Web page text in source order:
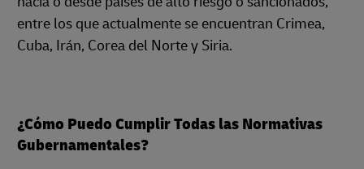
entre los que actualmente se encuentran Crimea,
Cuba, Irán, Corea del Norte y Siria.
¿Cómo Puedo Cumplir Todas las Normativas
Gubernamentales?